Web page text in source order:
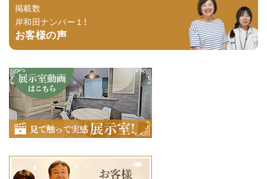
掲載数
岸和田ナンバー１！
お客様の声